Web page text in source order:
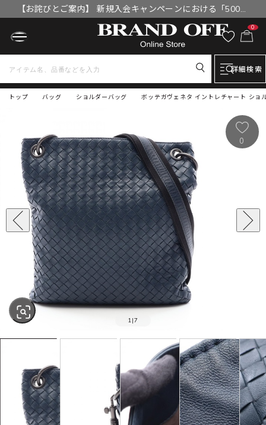
【お詫びとご案内】 新規入会キャンペーンにおける「500円
OFFクーポン」付与漏れと補填について
0
詳細検索
トップ ボッテガヴェネタ イントレチャート ショ
バッグ ショルダーバッグ
SOLD OUT
1 |7
0